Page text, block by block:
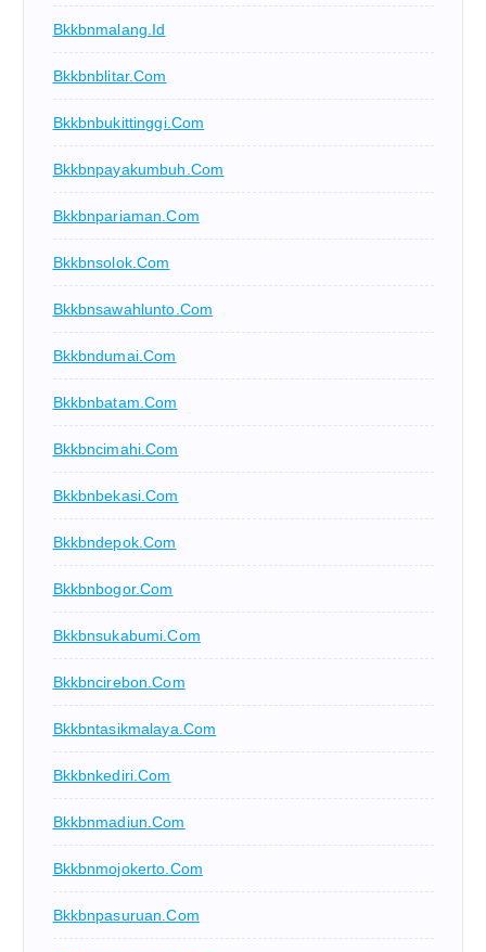
Bkkbnmalang.id
Bkkbnblitar.com
Bkkbnbukittinggi.com
Bkkbnpayakumbuh.com
Bkkbnpariaman.com
Bkkbnsolok.com
Bkkbnsawahlunto.com
Bkkbndumai.com
Bkkbnbatam.com
Bkkbncimahi.com
Bkkbnbekasi.com
Bkkbndepok.com
Bkkbnbogor.com
Bkkbnsukabumi.com
Bkkbncirebon.com
Bkkbntasikmalaya.com
Bkkbnkediri.com
Bkkbnmadiun.com
Bkkbnmojokerto.com
Bkkbnpasuruan.com